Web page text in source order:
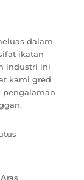
dalam
ikatan
industri ini
kami gred